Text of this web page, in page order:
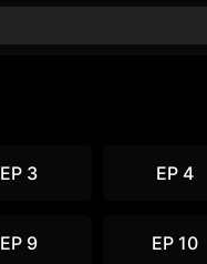
EP 3 EP 4
EP 9 EP 10